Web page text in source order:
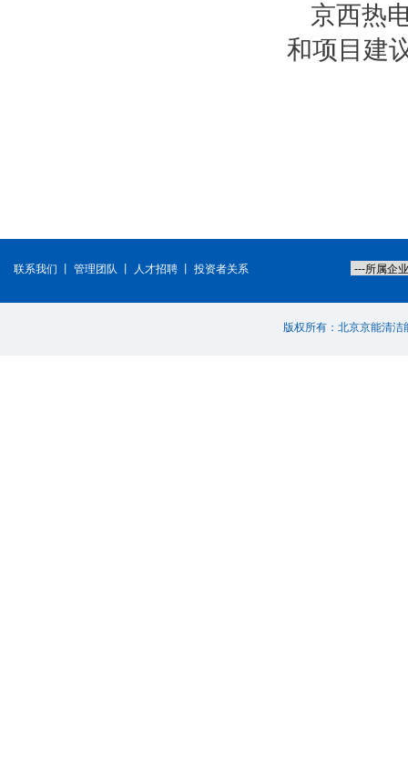
京西热
和项目建
联系我们 管理团队 人才招聘 投资者关系
版权所有：北京京能清